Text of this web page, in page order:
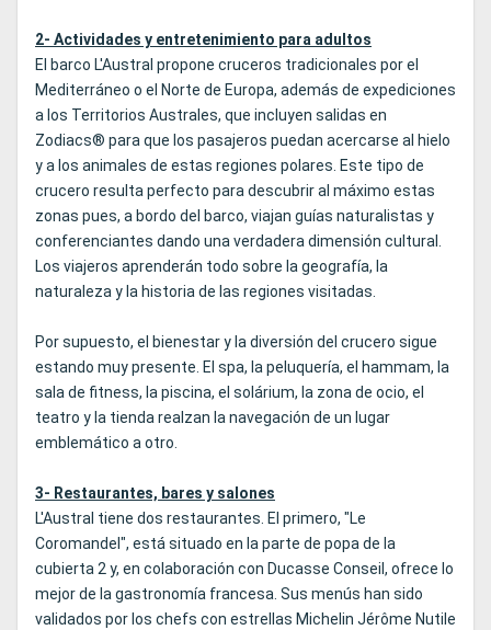
2- Actividades y entretenimiento para adultos
El barco L'Austral propone cruceros tradicionales por el
Mediterráneo o el Norte de Europa, además de expediciones
a los Territorios Australes, que incluyen salidas en
Zodiacs® para que los pasajeros puedan acercarse al hielo
y a los animales de estas regiones polares. Este tipo de
crucero resulta perfecto para descubrir al máximo estas
zonas pues, a bordo del barco, viajan guías naturalistas y
conferenciantes dando una verdadera dimensión cultural.
Los viajeros aprenderán todo sobre la geografía, la
naturaleza y la historia de las regiones visitadas.
Por supuesto, el bienestar y la diversión del crucero sigue
estando muy presente. El spa, la peluquería, el hammam, la
sala de fitness, la piscina, el solárium, la zona de ocio, el
teatro y la tienda realzan la navegación de un lugar
emblemático a otro.
3- Restaurantes, bares y salones
L'Austral tiene dos restaurantes. El primero, "Le
Coromandel", está situado en la parte de popa de la
cubierta 2 y, en colaboración con Ducasse Conseil, ofrece lo
mejor de la gastronomía francesa. Sus menús han sido
validados por los chefs con estrellas Michelin Jérôme Nutile